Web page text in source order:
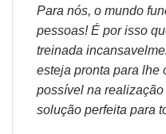
Para nós, o mundo
pessoas! É por isso
treinada
esteja pronta para lhe
possível na
solução perfeita para